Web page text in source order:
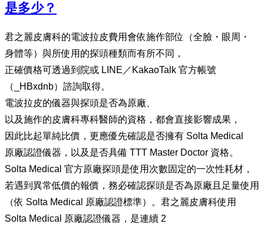
是多少？
君之麗皮膚科的電波拉皮費用會依施作部位（全臉・眼周・
身體等）與所使用的探頭種類而有所不同，
正確價格可透過到院或 LINE／KakaoTalk 官方帳號
（_HBxdnb）諮詢取得。
電波拉皮的儀器與探頭是否為原廠、
以及施作的皮膚科專科醫師的資格，都會直接影響成果，
因此比起單純比價，更應優先確認是否擁有 Solta Medical
原廠認證儀器，以及是否具備 TTT Master Doctor 資格。
Solta Medical 官方原廠探頭是使用次數固定的一次性耗材，
若遇到異常低價的報價，務必確認探頭是否為原廠且足量使用
（依 Solta Medical 原廠認證標準）。君之麗皮膚科使用
Solta Medical 原廠認證儀器，是連續 2